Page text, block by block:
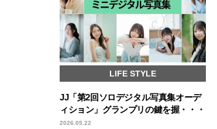
LIFE STYLE
JJ「第2回ソロデジタル写真集オーデ
ィション」グランプリの鍵を握・・・
2026.05.22